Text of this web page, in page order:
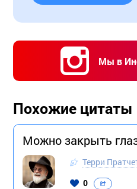
Мы в
Похожие цитаты
Можно закрыть
Терри
0